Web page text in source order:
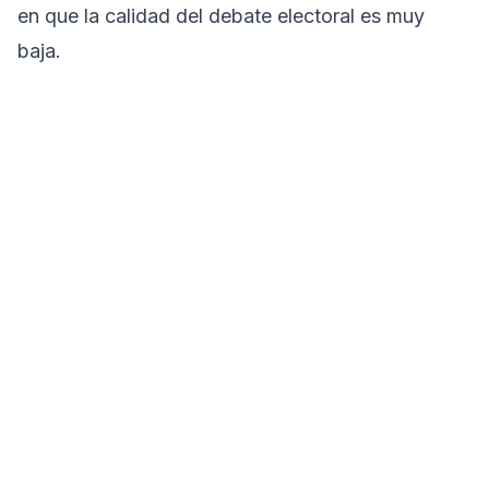
en que la calidad del debate electoral es muy
baja.